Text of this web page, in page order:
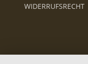
WIDERRUFSRECHT